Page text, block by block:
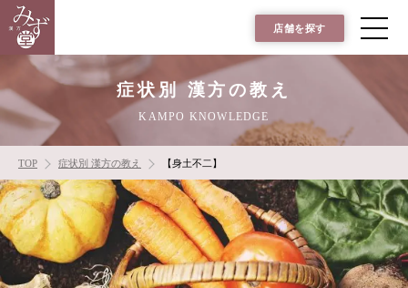
店舗を探す
症状別 漢方の教え
KAMPO KNOWLEDGE
TOP 症状別 漢方の教え 【身土不二】